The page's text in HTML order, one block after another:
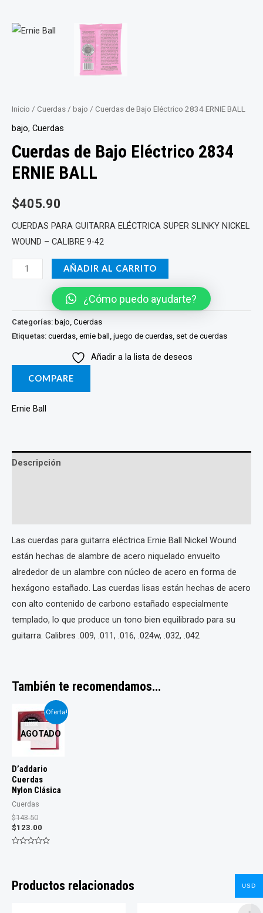
Inicio / Cuerdas / bajo / Cuerdas de Bajo Eléctrico 2834 ERNIE BALL
bajo, Cuerdas
Cuerdas de Bajo Eléctrico 2834
ERNIE BALL
$405.90
CUERDAS PARA GUITARRA ELÉCTRICA SUPER SLINKY NICKEL
WOUND – CALIBRE 9-42
Cuerdas
de
Eléctrico
2834
cantidad
AÑADIR AL CARRITO
¿Cómo puedo ayudarte?
Categorías: bajo Cuerdas
Etiquetas: cuerdas ernie ball juego de cuerdas set de cuerdas
Añadir a la lista de deseos
COMPARE
Ernie Ball
Descripción
Las cuerdas para guitarra eléctrica Ernie Ball Nickel Wound
están hechas de alambre de acero niquelado envuelto
alrededor de un alambre con núcleo de acero en forma de
hexágono estañado. Las cuerdas lisas están hechas de acero
con alto contenido de carbono estañado especialmente
templado, lo que produce un tono bien equilibrado para su
guitarra. Calibres .009, .011, .016, .024w, .032, .042
También te recomendamos…
¡Oferta!
AGOTADO
D’addario
Cuerdas
Nylon Clásica
Cuerdas
$143.50El
precio
original
$123.00
precio
Productos relacionados USD